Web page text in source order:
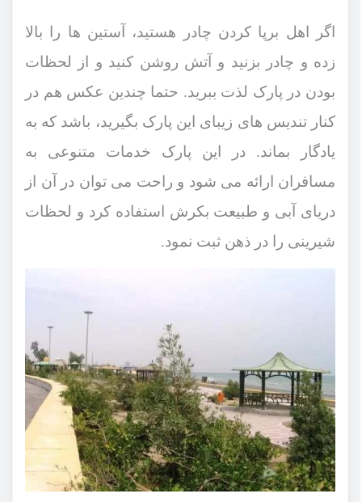
اگر اهل برپا کردن چادر هستید، آستین ‌ها را بالا
زده و چادر بزنید و آتش روشن کنید و از لحظات
بودن در پارک لذت ببرید. حتما چندین عکس هم در
کنار تندیس ‌های زیبای این پارک بگیرید، باشد که به
یادگار بماند. در این پارک خدمات متنوعی به
مسافران ارائه می ‌شود و راحت می ‌توان در آن از
دریای آبی و طبیعت بکرش استفاده کرد و لحظات
شیرینی را در ذهن ثبت نمود.